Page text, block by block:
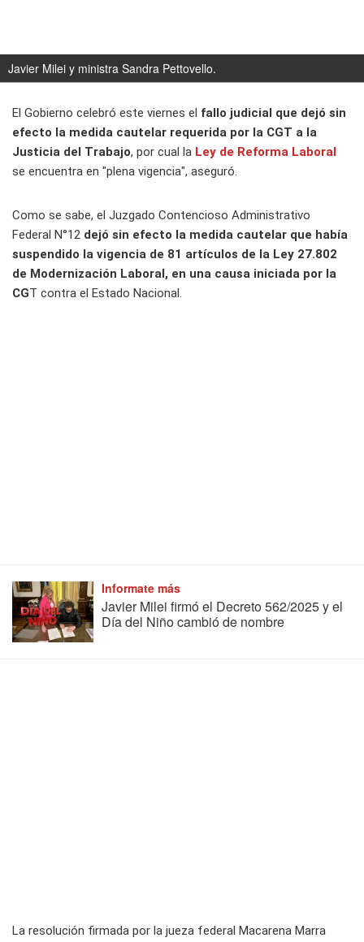
Javier Milei y ministra Sandra Pettovello.
El Gobierno celebró este viernes el fallo judicial que dejó sin
efecto la medida cautelar requerida por la CGT a la
Justicia del Trabajo, por cual la Ley de Reforma Laboral
se encuentra en "plena vigencia", aseguró.
Como se sabe, el Juzgado Contencioso Administrativo
Federal N°12 dejó sin efecto la medida cautelar que había
suspendido la vigencia de 81 artículos de la Ley 27.802
de Modernización Laboral, en una causa iniciada por la
CGT contra el Estado Nacional.
Informate más
Javier Milei firmó el Decreto 562/2025 y el
Día del Niño cambió de nombre
La resolución firmada por la jueza federal Macarena Marra